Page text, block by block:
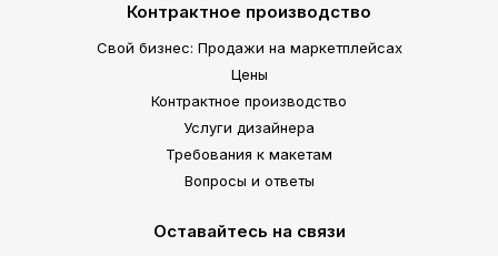
Контрактное производство
Свой бизнес: Продажи на маркетплейсах
Цены
Контрактное производство
Услуги дизайнера
Требования к макетам
Вопросы и ответы
Оставайтесь на связи